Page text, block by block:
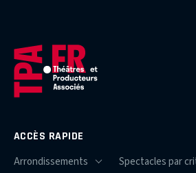
ACCÈS RAPIDE